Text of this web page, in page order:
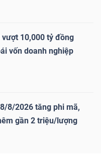
vượt 10,000 tỷ đồng
vốn doanh nghiệp
8/2026 tăng phi mã,
gần 2 triệu/lượng